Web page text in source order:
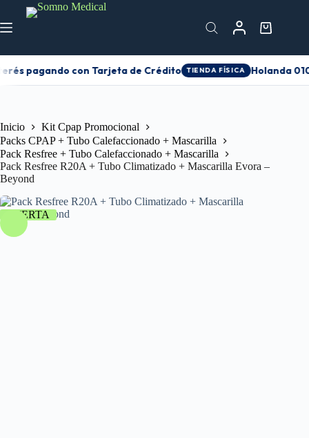
pagando con Tarjeta de Crédito TIENDA FÍSICA Holanda
Inicio
Kit Cpap Promocional
Packs CPAP + Tubo Calefaccionado + Mascarilla
Pack Resfree + Tubo Calefaccionado + Mascarilla
Pack Resfree R20A + Tubo Climatizado + Mascarilla Evora –
Beyond
OFERTA